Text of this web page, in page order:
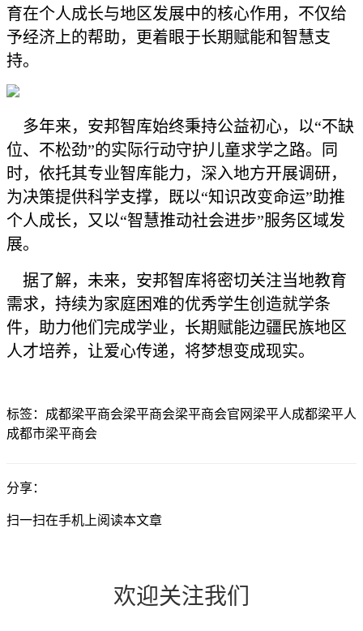
育在个人成长与地区发展中的核心作用，不仅给
予经济上的帮助，更着眼于长期赋能和智慧支
持。
多年来，安邦智库始终秉持公益初心，以“不缺
位、不松劲”的实际行动守护儿童求学之路。同
时，依托其专业智库能力，深入地方开展调研，
为决策提供科学支撑，既以“知识改变命运”助推
个人成长，又以“智慧推动社会进步”服务区域发
展。
据了解，未来，安邦智库将密切关注当地教育
需求，持续为家庭困难的优秀学生创造就学条
件，助力他们完成学业，长期赋能边疆民族地区
人才培养，让爱心传递，将梦想变成现实。
标签： 成都梁平商会梁平商会梁平商会官网 梁平人成都梁平人
成都市梁平商会
分享：
扫一扫在手机上阅读本文章
欢迎关注我们